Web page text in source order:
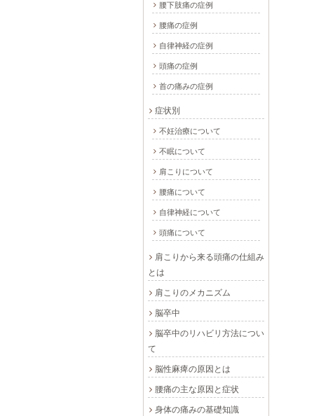
腰下肢痛の症例
腰痛の症例
自律神経の症例
頭痛の症例
首の痛みの症例
症状別
不妊治療について
不眠について
肩こりについて
腰痛について
自律神経について
頭痛について
肩こりから来る頭痛の仕組み
とは
肩こりのメカニズム
脳卒中
脳卒中のリハビリ方法につい
て
脳性麻痺の原因とは
腰痛の主な原因と症状
身体の痛みの基礎知識